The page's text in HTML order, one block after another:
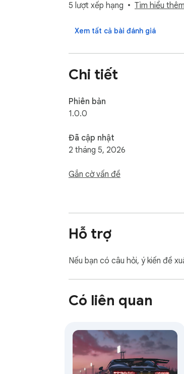
5 lượt xếp hạng Tìm hiểu
Xem tất cả bài đánh giá
Chi tiết
Phiên bản
1.0.0
Đã cập nhật
2 tháng 5, 2026
Gắn cờ vấn đề
Hỗ trợ
Nếu bạn có câu hỏi, ý kiến đề
Có liên quan